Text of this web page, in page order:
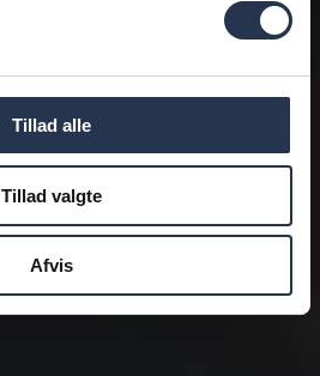
Tillad alle
Tillad valgte
Afvis